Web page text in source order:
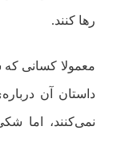
رها کنند.
معمولا کسانی که
داستان آن
نمی‌کنند، اما